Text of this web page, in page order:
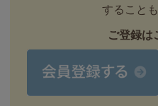
すること
ご登録は